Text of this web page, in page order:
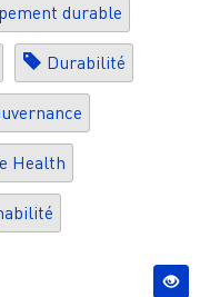
durable
Durabilité
Health